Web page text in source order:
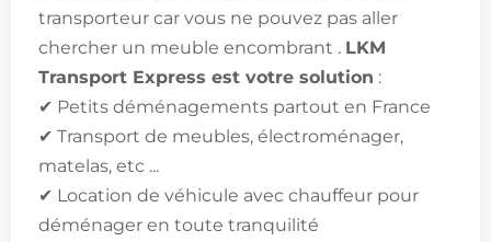
transporteur car vous ne pouvez pas aller
chercher un meuble encombrant . LKM
Transport Express est votre solution :
✔ Petits déménagements partout en France
✔ Transport de meubles, électroménager,
matelas, etc ...
✔ Location de véhicule avec chauffeur pour
déménager en toute tranquilité